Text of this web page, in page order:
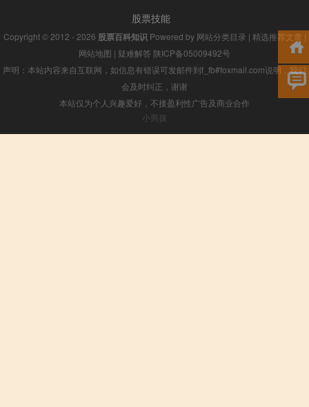
股票技能
Copyright © 2012 - 2026 股票百科知识 Powered by 网站分类目录 | 精选推荐文章 |
网站地图 | 疑难解答 陕ICP备05009492号
声明：本站内容来自互联网，如信息有错误可发邮件到f_fb#foxmail.com说明，我们
会及时纠正，谢谢
本站仅为个人兴趣爱好，不接盈利性广告及商业合作
小男孩